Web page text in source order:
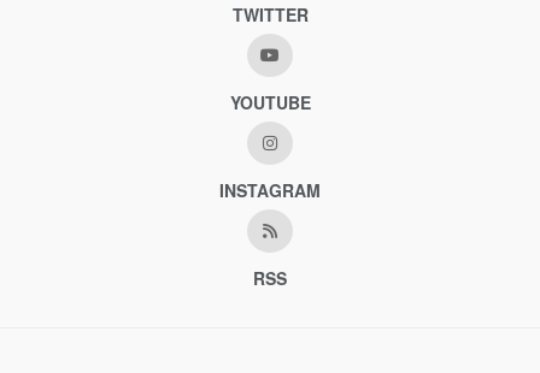
TWITTER
YOUTUBE
INSTAGRAM
RSS